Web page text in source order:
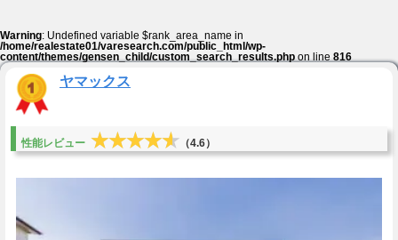
Warning: Undefined variable $rank_area_name in
/home/realestate01/varesearch.com/public_html/wp-
content/themes/gensen_child/custom_search_results.phpon line816
ヤマックス
性能レビュー ★★★★★
★★★★★ （4.6）